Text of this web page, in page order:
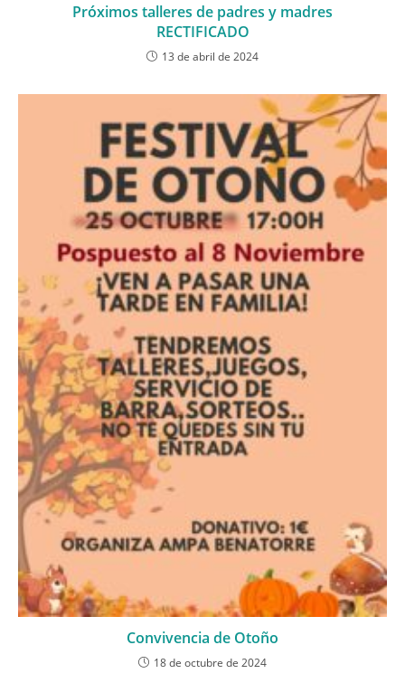
Próximos talleres de padres y madres
RECTIFICADO
13 de abril de 2024
Convivencia de Otoño
18 de octubre de 2024